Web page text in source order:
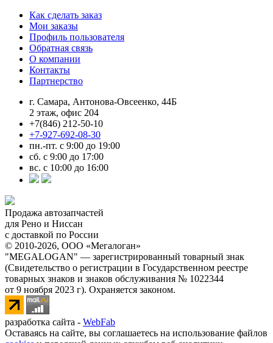
Как сделать заказ
Мои заказы
Профиль пользователя
Обратная связь
О компании
Контакты
Партнерство
г. Самара, Антонова-Овсеенко, 44Б
2 этаж, офис 204
+7(846) 212-50-10
+7-927-692-08-30
пн.-пт. с 9:00 до 19:00
сб. с 9:00 до 17:00
вс. с 10:00 до 16:00
Продажа автозапчастей
для Рено и Ниссан
с доставкой по России
© 2010-2026, ООО «Мегалоган»
"MEGALOGAN" — зарегистрированный товарный знак
(Свидетельство о регистрации в Государственном реестре
товарных знаков и знаков обслуживания № 1022344
от 9 ноября 2023 г). Охраняется законом.
разработка сайта - WebFab
Оставаясь на сайте, вы соглашаетесь на использование файлов